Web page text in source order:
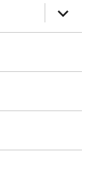
expand
child
menu